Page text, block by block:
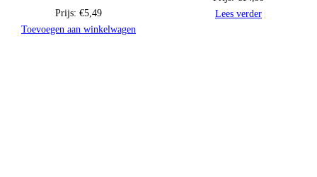
Prijs: €5,49
Toevoegen aan winkelwagen
Lees verder